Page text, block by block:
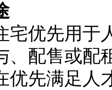
宅优先用
、配售或配
优先满足人